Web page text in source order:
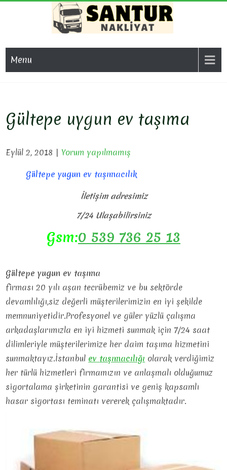
Nakliyat, İş
Yeri Taşıma,
Menu
Gültepe uygun ev taşıma
Eylül 2, 2018 |Yorum yapılmamış
Gültepe yugun ev taşımacılık
İletişim adresimiz
7/24 Ulaşabilirsiniz
Gsm:0 539 736 25 13
Gültepe yugun ev taşıma
firması 20 yılı aşan tecrübemiz ve bu sektörde
devamlılığı,siz değerli müşterilerimizin en iyi şekilde
memnuniyetidir.Profesyonel ve güler yüzlü çalışma
arkadaşlarımızla en iyi hizmeti sunmak için 7/24 saat
dilimleriyle müşterilerimize her daim taşıma hizmetini
sunmaktayız.İstanbul ev taşımacılığı olarak verdiğimiz
her türlü hizmetleri firmamızın ve anlaşmalı olduğumuz
sigortalama şirketinin garantisi ve geniş kapsamlı
hasar sigortası teminatı vererek çalışmaktadır.